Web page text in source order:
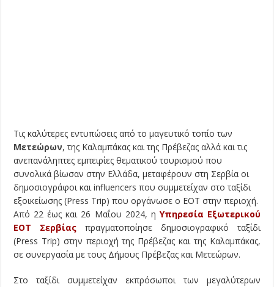
Τις καλύτερες εντυπώσεις από το μαγευτικό τοπίο των
Μετεώρων, της Καλαμπάκας και της Πρέβεζας αλλά και τις
ανεπανάληπτες εμπειρίες θεματικού τουρισμού που
συνολικά βίωσαν στην Ελλάδα, μεταφέρουν στη Σερβία οι
δημοσιογράφοι και influencers που συμμετείχαν στο ταξίδι
εξοικείωσης (Press Trip) που οργάνωσε ο ΕΟΤ στην περιοχή.
Από 22 έως και 26 Μαΐου 2024, η Υπηρεσία Εξωτερικού
ΕΟΤ Σερβίας
πραγματοποίησε δημοσιογραφικό ταξίδι
(Press Trip) στην περιοχή της Πρέβεζας και της Καλαμπάκας,
σε συνεργασία με τους Δήμους Πρέβεζας και Μετεώρων.
Στο ταξίδι συμμετείχαν εκπρόσωποι των μεγαλύτερων